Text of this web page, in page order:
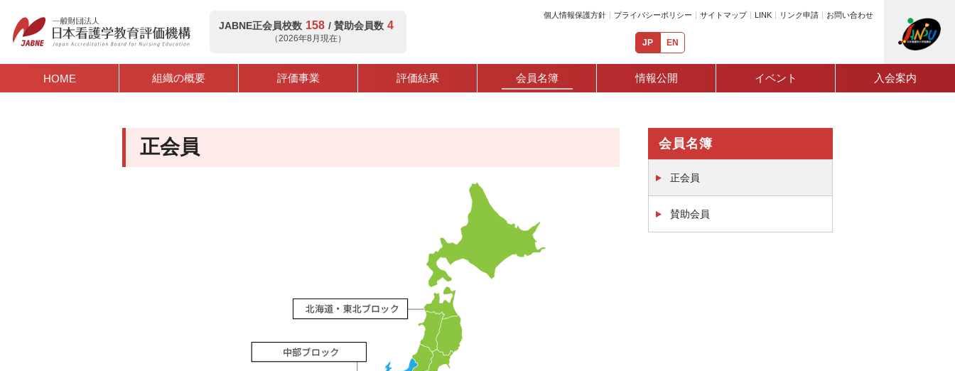
JABNE正会員校数 158 / 賛助会員数 4
（2026年8月現在）
個人情報保護方針 プライバシーポリシー サイトマップ LINK リンク申請 お問い合わせ
HOME 組織の概要 評価事業 評価結果 会員名簿 情報公開 イベント 入会案内
JP EN
正会員 会員名簿
正会員
賛助会員